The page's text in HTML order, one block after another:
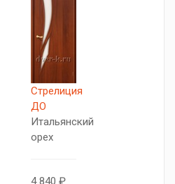
Стрелиция
ДО
Итальянский
орех
4 840 ₽